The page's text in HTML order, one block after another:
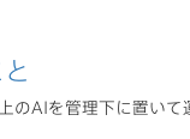
のAIを管理下に置いて